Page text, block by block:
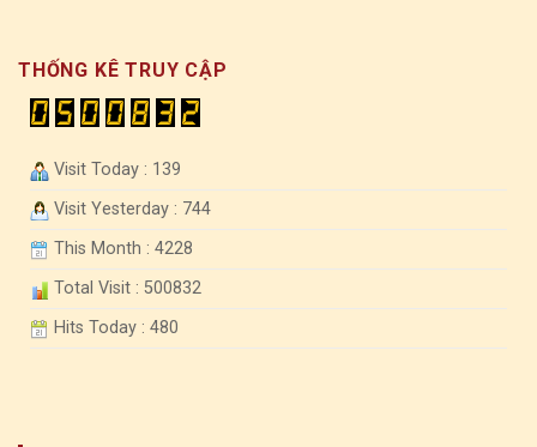
THỐNG KÊ TRUY CẬP
Visit Today : 139
Visit Yesterday : 744
This Month : 4228
Total Visit : 500832
Hits Today : 480